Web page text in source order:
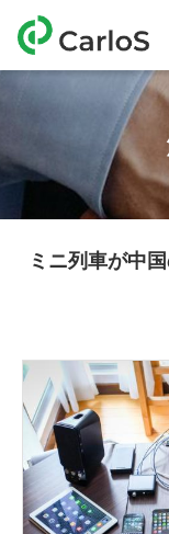
ミニ列車が中